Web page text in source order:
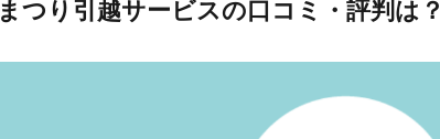
まつり引越サービスの口コミ・評判は？